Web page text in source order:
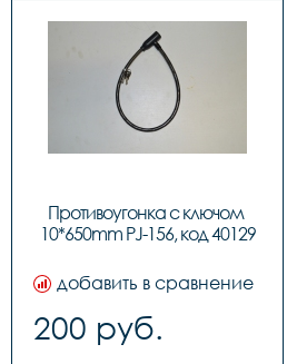
Противоугонка с ключом
10*650mm PJ-156, код 40129
добавить в сравнение
200 руб.